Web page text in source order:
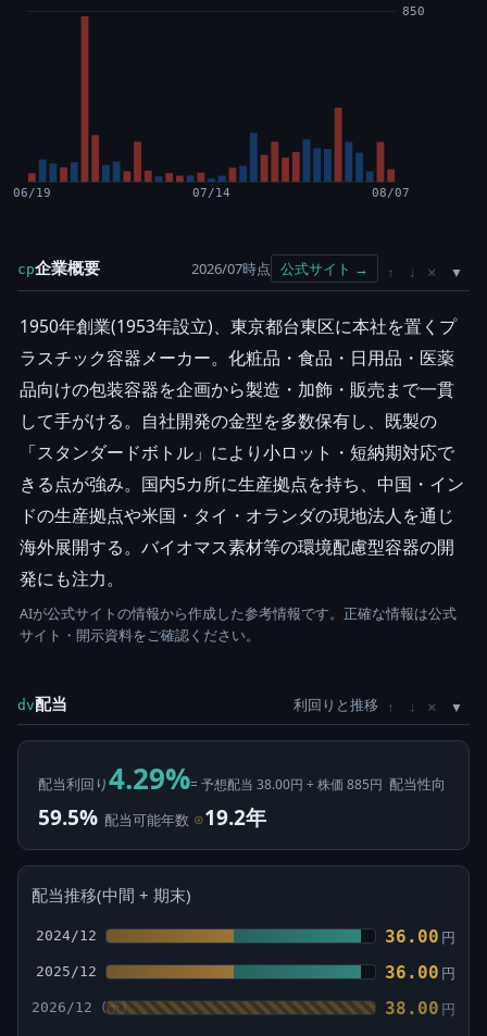
850
06/19 07/14 08/07
cp企業概要 2026/07時点 公式サイト → ↑ ↓ ×
1950年創業(1953年設立)、東京都台東区に本社を置くプ
ラスチック容器メーカー。化粧品・食品・日用品・医薬
品向けの包装容器を企画から製造・加飾・販売まで一貫
して手がける。自社開発の金型を多数保有し、既製の
「スタンダードボトル」により小ロット・短納期対応で
きる点が強み。国内5カ所に生産拠点を持ち、中国・イン
ドの生産拠点や米国・タイ・オランダの現地法人を通じ
海外展開する。バイオマス素材等の環境配慮型容器の開
発にも注力。
AIが公式サイトの情報から作成した参考情報です。正確な情報は公式
サイト・開示資料をご確認ください。
dv配当 利回りと推移 ↑ ↓ ×
配当利回り4.29%= 予想配当 38.00円 ÷ 株価 885円 配当性向
59.5% 配当可能年数 ⊙19.2年
配当推移(中間 + 期末)
2024/12 36.00 円
2025/12 36.00 円
2026/12 38.00 円